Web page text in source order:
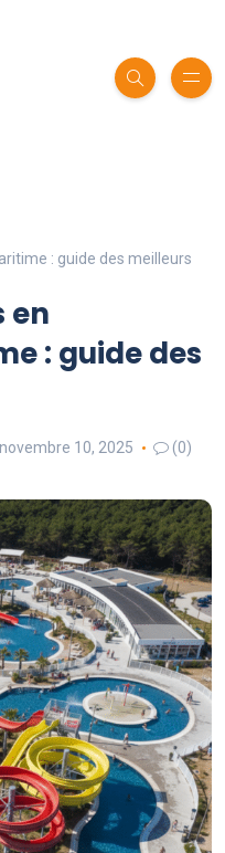
: guide des meilleurs
en
: guide des
novembre 10, 2025 (0)